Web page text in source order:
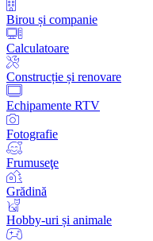
Birou și companie
Calculatoare
Construcție și renovare
Echipamente RTV
Fotografie
Frumuseţe
Grădină
Hobby-uri și animale